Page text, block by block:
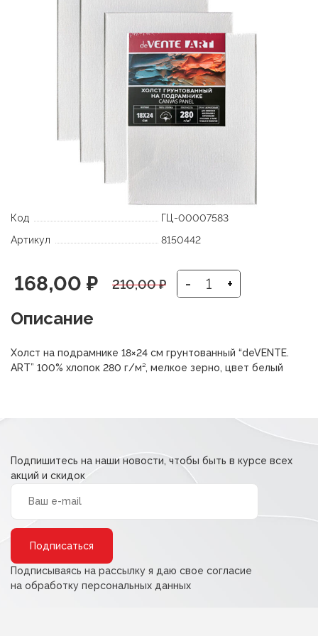
Код
ГЦ-00007583
Артикул
8150442
210,00₽
Первоначальная
цена
составляла
210,00 ₽.
168,00 ₽
Текущая
цена:
168,00 ₽.
- +
Описание
Холст на подрамнике 18×24 см грунтованный “deVENTE.
ART” 100% хлопок 280 г/м², мелкое зерно, цвет белый
Подпишитесь на наши новости, чтобы быть в курсе всех
акций и скидок
Подписываясь на рассылку я даю свое согласие
на обработку персональных данных